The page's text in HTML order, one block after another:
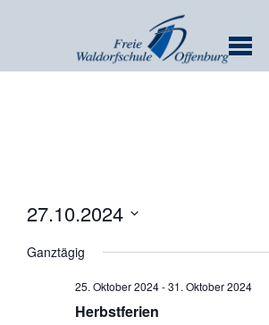
27.10.2024
Ganztägig
25. Oktober 2024-31. Oktober 2024
Herbstferien